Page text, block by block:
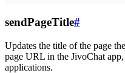
sendPageTitle#
Updates the title of the page
page URL in the JivoChat
applications.